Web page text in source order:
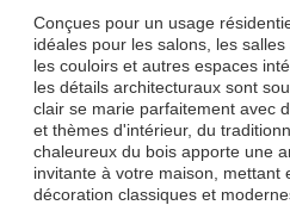
Conçues pour un usage
idéales pour les salons, les
les couloirs et autres espaces
les détails architecturaux sont
clair se marie parfaitement avec
et thèmes d'intérieur, du
chaleureux du bois apporte une
invitante à votre maison, mettant
décoration classiques et